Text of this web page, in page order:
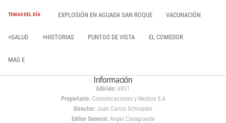
TEMAS DEL DÍA EXPLOSIÓN EN AGUADA SAN ROQUE VACUNACIÓN
+SALUD +HISTORIAS PUNTOS DE VISTA EL COMEDOR
MAS E
Información
Edición: 6951
Propietario:Comunicaciones y Medios S.A
Director: Juan Carlos Schroeder
Editor General:Ángel Casagrande